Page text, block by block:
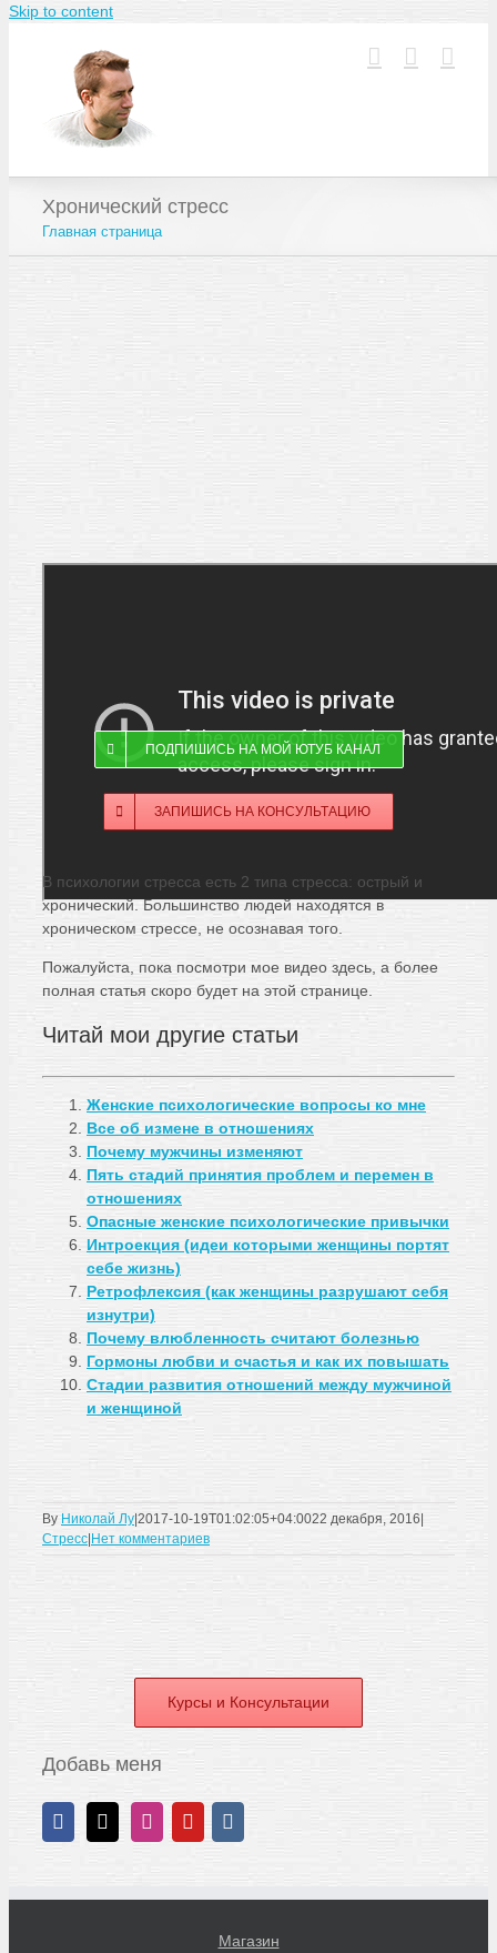
Skip to content
Хронический стресс
Главная страница
ПОДПИШИСЬ НА МОЙ ЮТУБ КАНАЛ
ЗАПИШИСЬ НА КОНСУЛЬТАЦИЮ
В психологии стресса есть 2 типа стресса: острый и
хронический. Большинство людей находятся в
хроническом стрессе, не осознавая того.
Пожалуйста, пока посмотри мое видео здесь, а более
полная статья скоро будет на этой странице.
Читай мои другие статьи
Женские психологические вопросы ко мне
Все об измене в отношениях
Почему мужчины изменяют
Пять стадий принятия проблем и перемен в
отношениях
Опасные женские психологические привычки
Интроекция (идеи которыми женщины портят
себе жизнь)
Ретрофлексия (как женщины разрушают себя
изнутри)
Почему влюбленность считают болезнью
Гормоны любви и счастья и как их повышать
Стадии развития отношений между мужчиной
и женщиной
By Николай Лу 2017-10-19T01:02:05+04:0022 декабря, 2016
Стресс Нет комментариев
Курсы и Консультации
Добавь меня
Магазин